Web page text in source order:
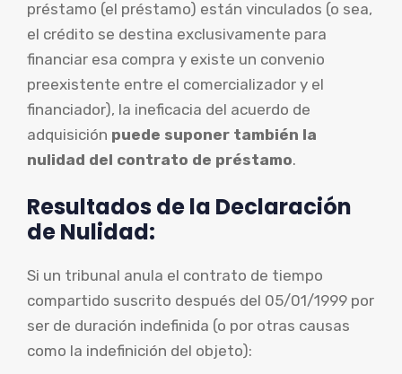
préstamo (el préstamo) están vinculados (o sea,
el crédito se destina exclusivamente para
financiar esa compra y existe un convenio
preexistente entre el comercializador y el
financiador), la ineficacia del acuerdo de
adquisición puede suponer también la
nulidad del contrato de préstamo.
Resultados de la Declaración
de Nulidad:
Si un tribunal anula el contrato de tiempo
compartido suscrito después del 05/01/1999 por
ser de duración indefinida (o por otras causas
como la indefinición del objeto):